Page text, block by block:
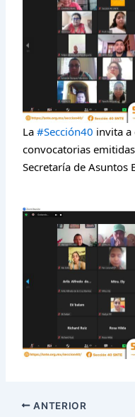
La#Sección40 invita a
convocatorias
Secretaría de Asuntos
ANTERIOR